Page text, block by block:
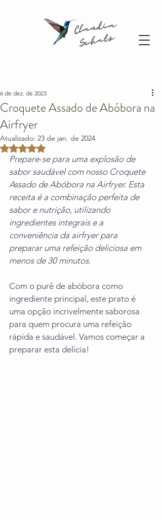
Croquete Assado de Abóbora na
Airfryer
6 de dez. de 2023
Atualizado: 23 de jan. de 2024
Avaliado com NaN de 5 estrelas.
Prepare-se para uma explosão de
sabor saudável com nosso Croquete
Assado de Abóbora na Airfryer. Esta
receita é a combinação perfeita de
sabor e nutrição, utilizando
ingredientes integrais e a
conveniência da airfryer para
preparar uma refeição deliciosa em
menos de 30 minutos.
Com o purê de abóbora como
ingrediente principal, este prato é
uma opção incrivelmente saborosa
para quem procura uma refeição
rápida e saudável. Vamos começar a
preparar esta delícia!